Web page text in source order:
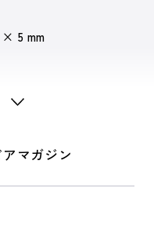
5 mm
マガジン